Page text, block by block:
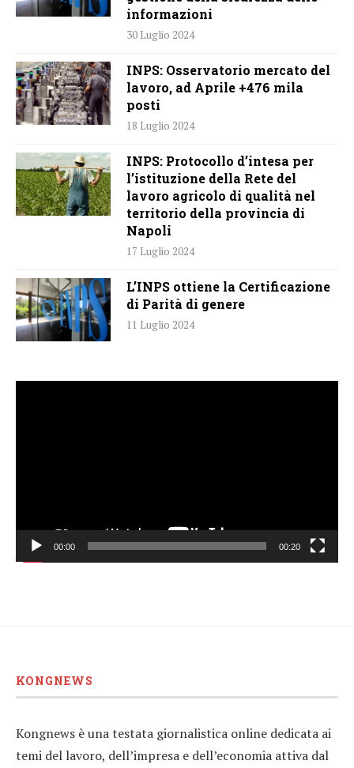
informazioni
30 Luglio 2024
INPS: Osservatorio mercato del
lavoro, ad Aprile +476 mila
posti
18 Luglio 2024
INPS: Protocollo d’intesa per
l’istituzione della Rete del
lavoro agricolo di qualità nel
territorio della provincia di
Napoli
17 Luglio 2024
L’INPS ottiene la Certificazione
di Parità di genere
11 Luglio 2024
00:00 00:20
KONGNEWS
Kongnews è una testata giornalistica online dedicata ai
temi del lavoro, dell’impresa e dell’economia attiva dal